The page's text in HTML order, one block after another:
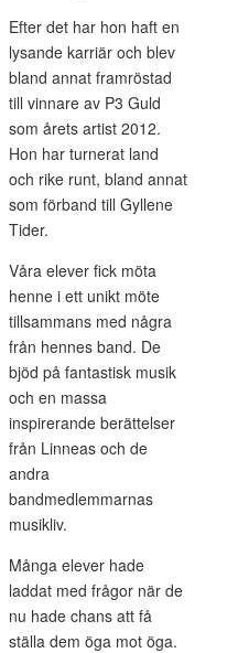
Efter det har hon haft en
lysande karriär och blev
bland annat framröstad
till vinnare av P3 Guld
som årets artist 2012.
Hon har turnerat land
och rike runt, bland annat
som förband till Gyllene
Tider.
Våra elever fick möta
henne i ett unikt möte
tillsammans med några
från hennes band. De
bjöd på fantastisk musik
och en massa
inspirerande berättelser
från Linneas och de
andra
bandmedlemmarnas
musikliv.
Många elever hade
laddat med frågor när de
nu hade chans att få
ställa dem öga mot öga.